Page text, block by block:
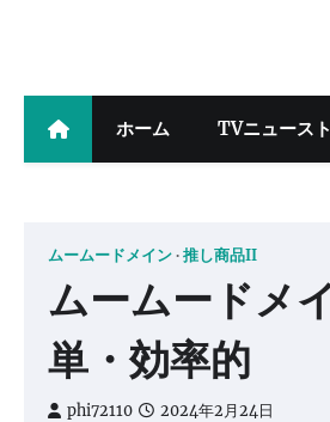
ホーム TVニュース
ムームードメイン 推し商品II
ムームードメ
単・効率的
phi72110 2024年2月24日